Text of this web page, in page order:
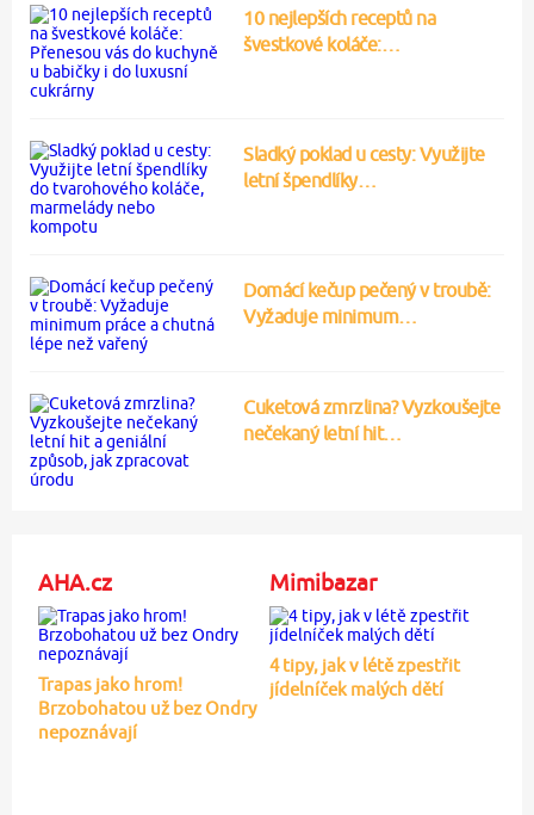
10 nejlepších receptů na
švestkové koláče:…
Sladký poklad u cesty: Využijte
letní špendlíky…
Domácí kečup pečený v troubě:
Vyžaduje minimum…
Cuketová zmrzlina? Vyzkoušejte
nečekaný letní hit…
AHA.cz
Trapas jako hrom!
Brzobohatou už bez Ondry
nepoznávají
Mimibazar
4 tipy, jak v létě zpestřit
jídelníček malých dětí